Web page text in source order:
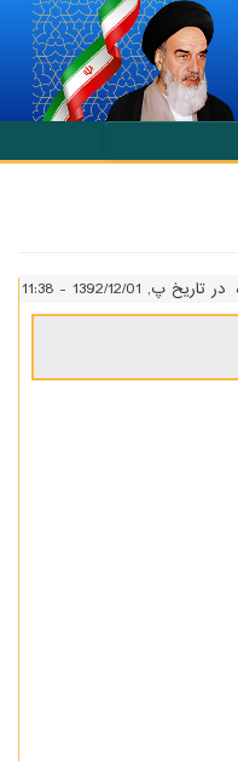
در تاریخ پ, 1392/12/01 - 11:38